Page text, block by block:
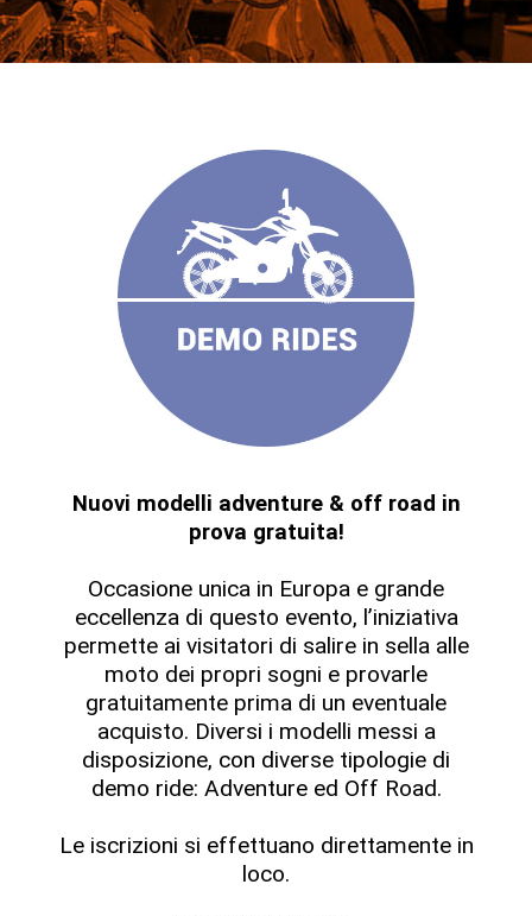
Nuovi modelli adventure & off road in
prova gratuita!
Occasione unica in Europa e grande
eccellenza di questo evento, l’iniziativa
permette ai visitatori di salire in sella alle
moto dei propri sogni e provarle
gratuitamente prima di un eventuale
acquisto. Diversi i modelli messi a
disposizione, con diverse tipologie di
demo ride: Adventure ed Off Road.
Le iscrizioni si effettuano direttamente in
loco.